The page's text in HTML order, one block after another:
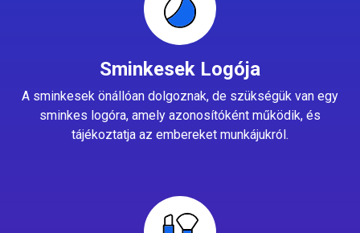
Sminkesek Logója
A sminkesek önállóan dolgoznak, de szükségük van egy
sminkes logóra, amely azonosítóként működik, és
tájékoztatja az embereket munkájukról.